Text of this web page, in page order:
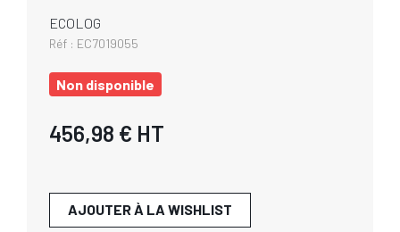
ECOLOG
Réf : EC7019055
Non disponible
456,98 € HT
AJOUTER À LA WISHLIST